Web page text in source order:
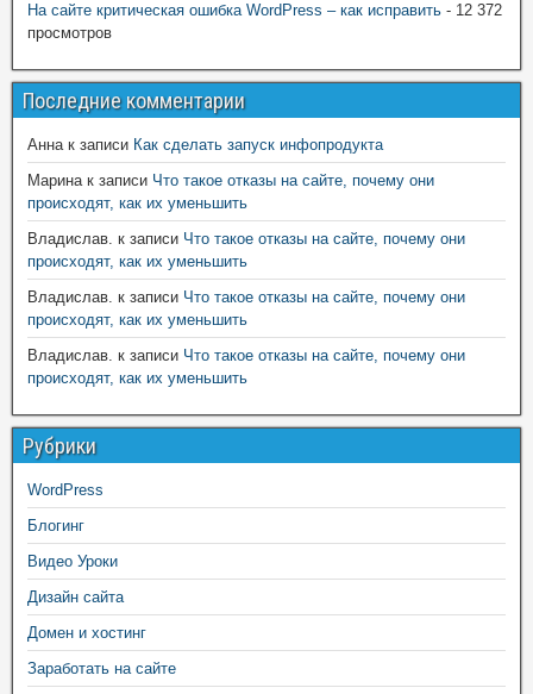
На сайте критическая ошибка WordPress – как исправить - 12 372
просмотров
Последние комментарии
Аннак записи Как сделать запуск инфопродукта
Маринак записи Что такое отказы на сайте, почему они
происходят, как их уменьшить
Владислав. к записи Что такое отказы на сайте, почему они
происходят, как их уменьшить
Владислав. к записи Что такое отказы на сайте, почему они
происходят, как их уменьшить
Владислав. к записи Что такое отказы на сайте, почему они
происходят, как их уменьшить
Рубрики
WordPress
Блогинг
Видео Уроки
Дизайн сайта
Домен и хостинг
Заработать на сайте